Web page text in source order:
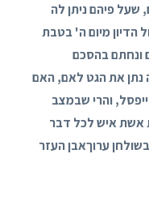
שעל פיהם ניתן לה
הדיון מיום ה' בטבת
שסוכם ונחתם בהסכם
נתן את הגט לאם, האם
והרי שבמצב
אשת איש לכל דבר
ערוךאבן העזר